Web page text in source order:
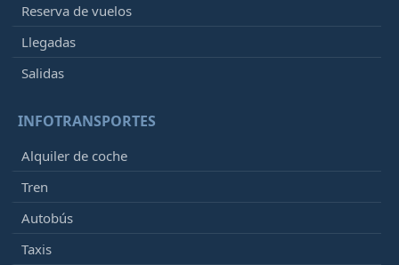
Reserva de vuelos
Llegadas
Salidas
INFOTRANSPORTES
Alquiler de coche
Tren
Autobús
Taxis